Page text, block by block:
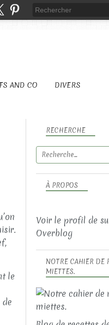
AND CO DIVERS
le
RECHERCHE
NOTRE CAHIER DE
MIETTES.
À PROPOS
Voir le profil de
Overblog